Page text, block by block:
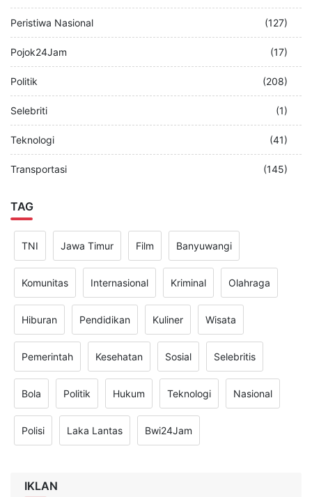
Peristiwa Nasional (127)
Pojok24Jam (17)
Politik (208)
Selebriti (1)
Teknologi (41)
Transportasi (145)
TAG
TNI Jawa Timur Film Banyuwangi
Komunitas Internasional Kriminal Olahraga
Hiburan Pendidikan Kuliner Wisata
Pemerintah Kesehatan Sosial Selebritis
Bola Politik Hukum Teknologi Nasional
Polisi Laka Lantas Bwi24Jam
IKLAN